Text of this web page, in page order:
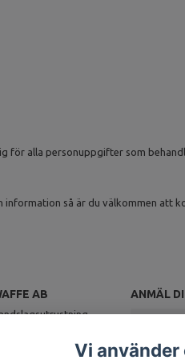
för alla personuppgifter som
information så är du välkommen att
AB ANMÄL
Vi använder